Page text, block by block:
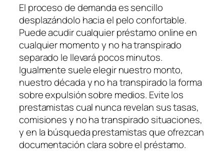
El proceso de demanda es sencillo
desplazándolo hacia el pelo confortable.
Puede acudir cualquier préstamo online en
cualquier momento y no ha transpirado
separado le llevará pocos minutos.
Igualmente suele elegir nuestro monto,
nuestro década y no ha transpirado la forma
sobre expulsión sobre medios. Evite los
prestamistas cual nunca revelan sus tasas,
comisiones y no ha transpirado situaciones,
y en la búsqueda prestamistas que ofrezcan
documentación clara sobre el préstamo.